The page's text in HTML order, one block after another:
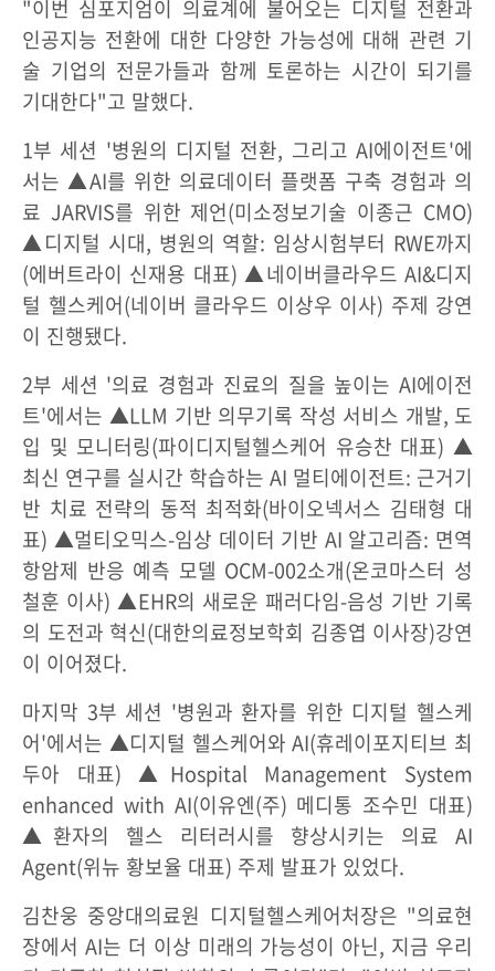
"이번 심포지엄이 의료계에 불어오는 디지털 전환과
인공지능 전환에 대한 다양한 가능성에 대해 관련 기
술 기업의 전문가들과 함께 토론하는 시간이 되기를
기대한다"고 말했다.
1부 세션 '병원의 디지털 전환, 그리고 AI에이전트'에
서는 ▲AI를 위한 의료데이터 플랫폼 구축 경험과 의
료 JARVIS를 위한 제언(미소정보기술 이종근 CMO)
▲디지털 시대, 병원의 역할: 임상시험부터 RWE까지
(에버트라이 신재용 대표) ▲네이버클라우드 AI&디지
털 헬스케어(네이버 클라우드 이상우 이사) 주제 강연
이 진행됐다.
2부 세션 '의료 경험과 진료의 질을 높이는 AI에이전
트'에서는 ▲LLM 기반 의무기록 작성 서비스 개발, 도
입 및 모니터링(파이디지털헬스케어 유승찬 대표) ▲
최신 연구를 실시간 학습하는 AI 멀티에이전트: 근거기
반 치료 전략의 동적 최적화(바이오넥서스 김태형 대
표) ▲멀티오믹스-임상 데이터 기반 AI 알고리즘: 면역
항암제 반응 예측 모델 OCM-002소개(온코마스터 성
철훈 이사) ▲EHR의 새로운 패러다임-음성 기반 기록
의 도전과 혁신(대한의료정보학회 김종엽 이사장)강연
이 이어졌다.
마지막 3부 세션 '병원과 환자를 위한 디지털 헬스케
어'에서는 ▲디지털 헬스케어와 AI(휴레이포지티브 최
두아 대표) ▲Hospital Management System
enhanced with AI(이유엔(주) 메디통 조수민 대표)
▲환자의 헬스 리터러시를 향상시키는 의료 AI
Agent(위뉴 황보율 대표) 주제 발표가 있었다.
김찬웅 중앙대의료원 디지털헬스케어처장은 "의료현
장에서 AI는 더 이상 미래의 가능성이 아닌, 지금 우리